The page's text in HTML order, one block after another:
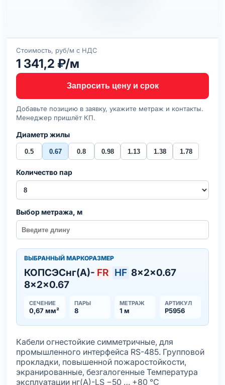
Стоимость, руб/м с НДС
1 341,2 ₽/м
Запросить цену и срок
Добавьте позицию в заявку, укажите метраж и контакты.
Менеджер пришлёт КП.
Диаметр жилы
0.5 0.67 0.8 0.98 1.13 1.38 1.78
Количество пар
Выбор метража, м
ВЫБРАННЫЙ МАРКОРАЗМЕР
КОПСЭСнг(А)- FR HF 8×2×0.67
8×2×0.67
СЕЧЕНИЕ
0,67 мм²
ПАРЫ
8
МЕТРАЖ
1 м
АРТИКУЛ
Р5956
Кабели огнестойкие симметричные, для
промышленного интерфейса RS-485. Групповой
прокладки, повышенной пожаростойкости,
экранированные, безгалогенные Температура
эксплуатации нг(А)-LS −50 … +80 °С